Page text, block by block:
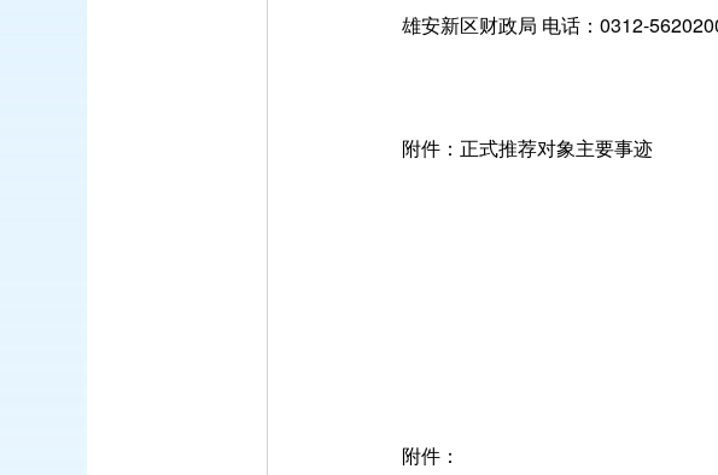
雄安新区财政局 电话：0312-
附件：正式推荐对象主要事迹
附件：